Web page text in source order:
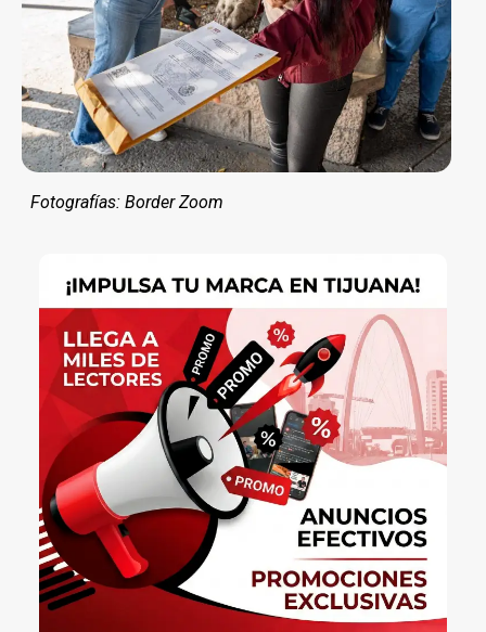
Fotografías: Border Zoom